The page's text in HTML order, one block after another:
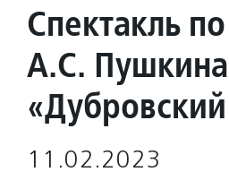
Спектакль
А.С. Пушкина
11.02.2023